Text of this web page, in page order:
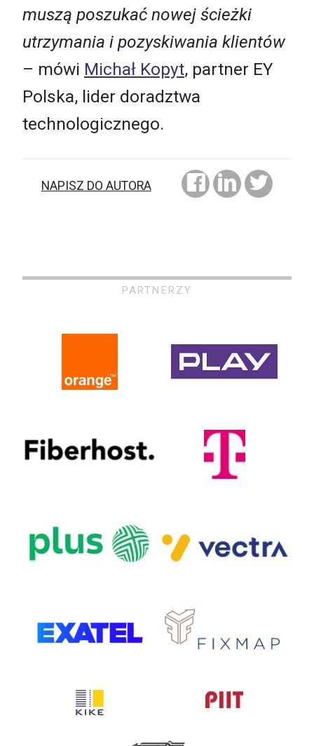
muszą poszukać nowej ścieżki
utrzymania i pozyskiwania klientów
– mówi Michał Kopyt, partner EY
Polska, lider doradztwa
technologicznego.
NAPISZ DO AUTORA
PARTNERZY